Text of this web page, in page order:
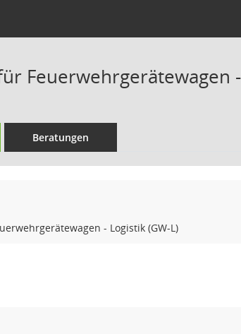
Feuerwehrgerätewagen
Beratungen
- Logistik (GW-L)